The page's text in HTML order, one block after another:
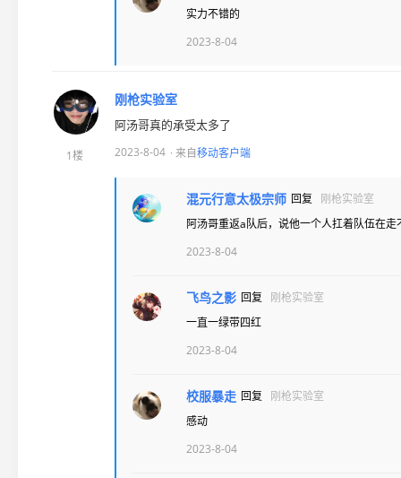
实力不错的
2023-8-04
1楼
刚枪实验室
阿汤哥真的承受太多了
2023-8-04 · 来自移动客户端
混元行意太极宗师 回复
刚枪实验室
阿汤哥重返a队后，说他一个人扛着队伍在走
2023-8-04
飞鸟之影 回复
刚枪实验室
一直一绿带四红
2023-8-04
校服暴走 回复
刚枪实验室
感动
2023-8-04